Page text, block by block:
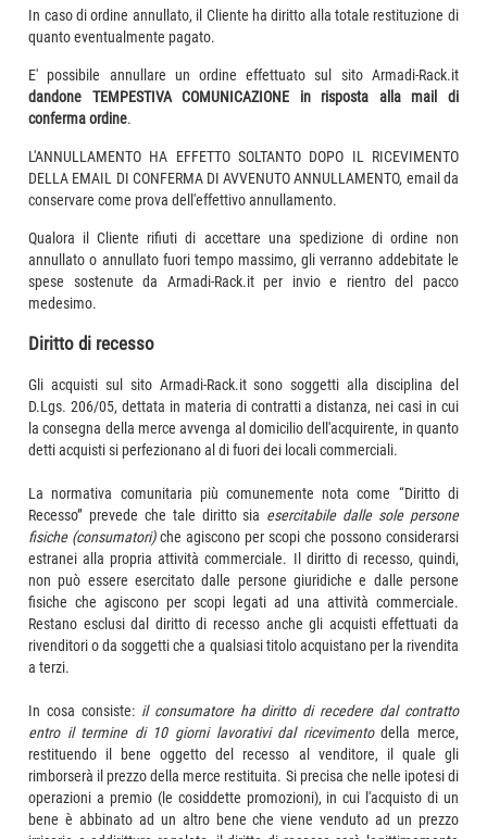
In caso di ordine annullato, il Cliente ha diritto alla totale restituzione di
quanto eventualmente pagato.
E' possibile annullare un ordine effettuato sul sito Armadi-Rack.it
dandone TEMPESTIVA COMUNICAZIONE in risposta alla mail di
conferma ordine.
L'ANNULLAMENTO HA EFFETTO SOLTANTO DOPO IL RICEVIMENTO
DELLA EMAIL DI CONFERMA DI AVVENUTO ANNULLAMENTO, email da
conservare come prova dell'effettivo annullamento.
Qualora il Cliente rifiuti di accettare una spedizione di ordine non
annullato o annullato fuori tempo massimo, gli verranno addebitate le
spese sostenute da Armadi-Rack.it per invio e rientro del pacco
medesimo.
Diritto di recesso
Gli acquisti sul sito Armadi-Rack.it sono soggetti alla disciplina del
D.Lgs. 206/05, dettata in materia di contratti a distanza, nei casi in cui
la consegna della merce avvenga al domicilio dell'acquirente, in quanto
detti acquisti si perfezionano al di fuori dei locali commerciali.
La normativa comunitaria più comunemente nota come “Diritto di
Recesso” prevede che tale diritto sia esercitabile dalle sole persone
fisiche (consumatori)che agiscono per scopi che possono considerarsi
estranei alla propria attività commerciale. Il diritto di recesso, quindi,
non può essere esercitato dalle persone giuridiche e dalle persone
fisiche che agiscono per scopi legati ad una attività commerciale.
Restano esclusi dal diritto di recesso anche gli acquisti effettuati da
rivenditori o da soggetti che a qualsiasi titolo acquistano per la rivendita
a terzi.
In cosa consiste:il consumatore ha diritto di recedere dal contratto
entro il termine di 10 giorni lavorativi dal ricevimentodella merce,
restituendo il bene oggetto del recesso al venditore, il quale gli
rimborserà il prezzo della merce restituita. Si precisa che nelle ipotesi di
operazioni a premio (le cosiddette promozioni), in cui l'acquisto di un
bene è abbinato ad un altro bene che viene venduto ad un prezzo